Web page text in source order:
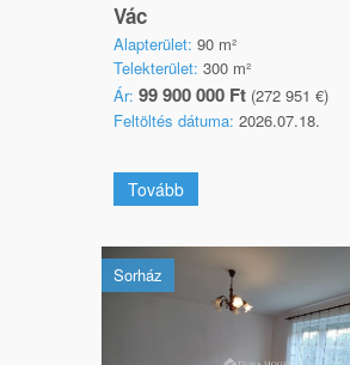
Vác
Alapterület: 90 m²
Telekterület: 300 m²
Ár: 99 900 000 Ft(272 951 €)
Feltöltés dátuma: 2026.07.18.
Tovább
Sorház